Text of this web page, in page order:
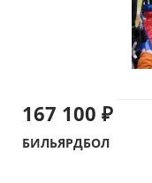
167 100 ₽
БИЛЬЯРДБОЛ